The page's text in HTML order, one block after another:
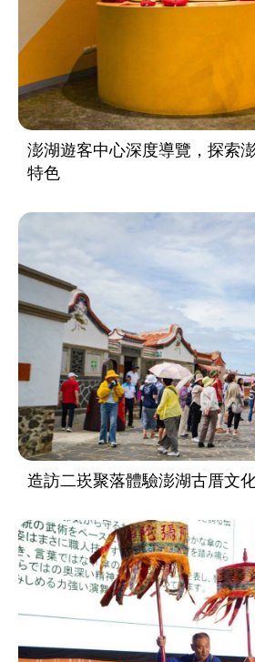
澎湖遊客中心深度導覽，探索
特色
造訪二崁聚落體驗澎湖古厝文